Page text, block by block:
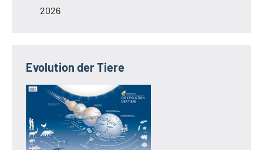
2026
Evolution der Tiere